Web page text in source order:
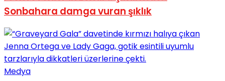
Sonbahara damga vuran şıklık
Medya